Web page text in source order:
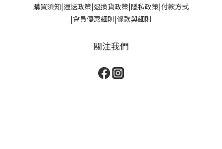
購買須知|運送政策|退換貨政策|隱私政策|付款方式
|會員優惠細則|條款與細則
關注我們